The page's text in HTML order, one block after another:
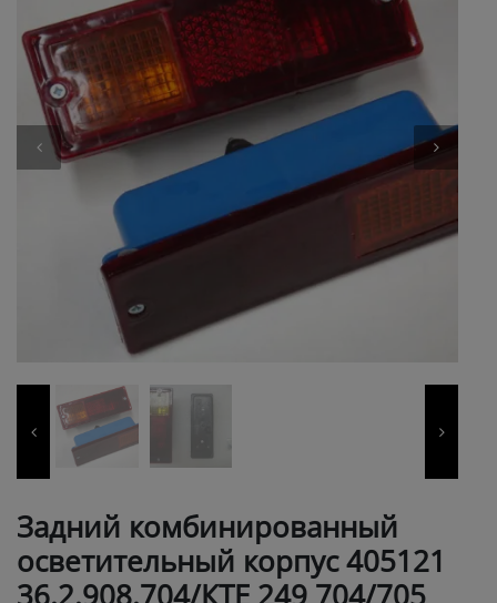
Задний комбинированный
осветительный корпус 405121
36.2.908.704/КТЕ 249 704/705